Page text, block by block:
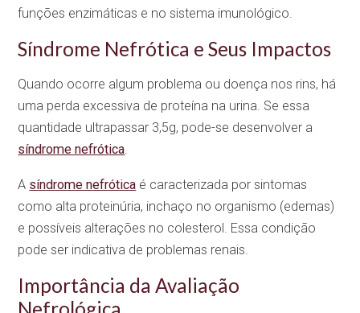
funções enzimáticas e no sistema imunológico.
Síndrome Nefrótica e Seus Impactos
Quando ocorre algum problema ou doença nos rins, há
uma perda excessiva de proteína na urina. Se essa
quantidade ultrapassar 3,5g, pode-se desenvolver a
síndrome nefrótica.
A síndrome nefrótica é caracterizada por sintomas
como alta proteinúria, inchaço no organismo (edemas)
e possíveis alterações no colesterol. Essa condição
pode ser indicativa de problemas renais.
Importância da Avaliação